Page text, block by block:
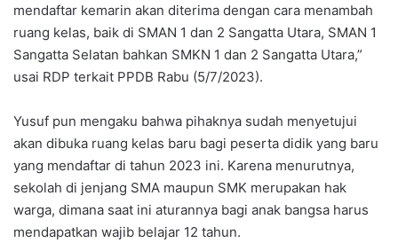
mendaftar kemarin akan diterima dengan cara menambah
ruang kelas, baik di SMAN 1 dan 2 Sangatta Utara, SMAN 1
Sangatta Selatan bahkan SMKN 1 dan 2 Sangatta Utara,”
usai RDP terkait PPDB Rabu (5/7/2023).
Yusuf pun mengaku bahwa pihaknya sudah menyetujui
akan dibuka ruang kelas baru bagi peserta didik yang baru
yang mendaftar di tahun 2023 ini. Karena menurutnya,
sekolah di jenjang SMA maupun SMK merupakan hak
warga, dimana saat ini aturannya bagi anak bangsa harus
mendapatkan wajib belajar 12 tahun.